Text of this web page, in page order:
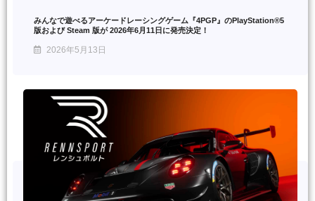
みんなで遊べるアーケードレーシングゲーム『4PGP』のPlayStation®5
版および Steam 版が 2026年6月11日に発売決定！
2026年5月13日